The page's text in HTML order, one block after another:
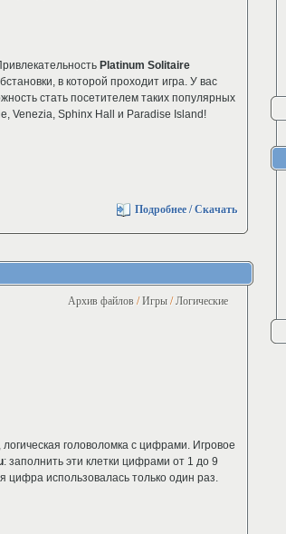
Platinum Solitaire
в которой проходит игра. У вас
стать посетителем таких популярных
Venezia, Sphinx Hall и Paradise Island!
Подробнее / Скачать
Архив файлов /Игры /Логические
головоломка с цифрами. Игровое
: заполнить эти клетки цифрами от 1 до 9
цифра использовалась только один раз.